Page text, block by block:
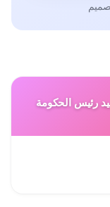
رئيس الحكومة